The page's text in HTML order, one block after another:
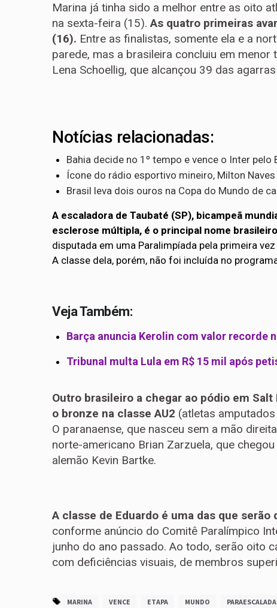
Marina já tinha sido a melhor entre as oito
na sexta-feira (15).As quatro primeiras
(16). Entre as finalistas, somente ela e a
parede, mas a brasileira concluiu em
Lena Schoellig, que alcançou 39 das
Notícias relacionadas:
Bahia decide no 1º tempo e vence o Inter pelo
Ícone do rádio esportivo mineiro, Milton
Brasil leva dois ouros na Copa do Mundo de
A escaladora de Taubaté (SP), bicampeã
esclerose múltipla, é o principal nome
disputada em uma Paralimpíada pela primeira
A classe dela, porém, não foi incluída no
Veja Também:
Barça anuncia Kerolin com valor recorde
Tribunal multa Lula em R$ 15 mil após
Outro brasileiro a chegar ao pódio em
o bronze na classe AU2 (atletas
O paranaense, que nasceu sem a mão
norte-americano Brian Zarzuela, que
alemão Kevin Bartke.
A classe de Eduardo é uma das que
conforme anúncio do Comitê Paralímpico
junho do ano passado. Ao todo, serão oito
com deficiências visuais, de membros
MARINA VENCE ETAPA MUNDO PARAESCALADA